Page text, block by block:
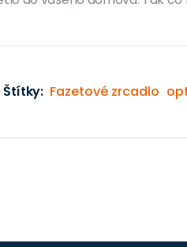
Štítky: Fazetové zrcadlo